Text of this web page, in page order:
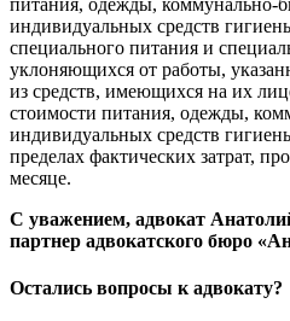
индивидуальных средств
специального питания и
уклоняющихся от работы,
из средств, имеющихся на их
стоимости питания, одежды,
индивидуальных средств
пределах фактических затрат,
месяце.
С уважением, адвокат
партнер адвокатского бюро
Остались вопросы к адвокату?